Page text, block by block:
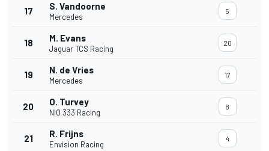
17 S. Vandoorne
Mercedes
5
18 M. Evans
Jaguar TCS Racing
20
19 N. de Vries
Mercedes
17
20 O. Turvey
NIO 333 Racing
8
21 R. Frijns
Envision Racing
4